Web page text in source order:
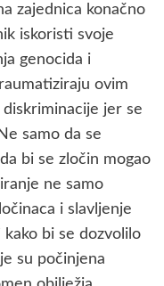
zajednica konačno
iskoristi svoje
genocida i
ovim
jer se
samo da se
bi se zločin mogao
ne samo
i slavljenje
bi se dozvolilo
su počinjena